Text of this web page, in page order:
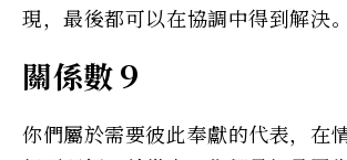
現，最後都可以在協調中得到解決。
關係數９
你們屬於需要彼此奉獻的代表，在